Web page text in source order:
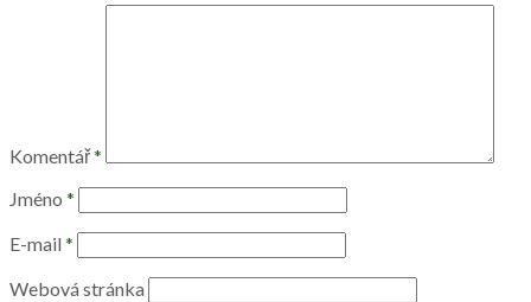
Komentář*
Jméno *
E-mail *
Webová stránka